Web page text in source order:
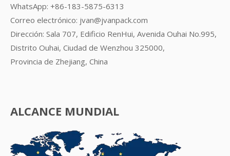
WhatsApp: +86-183-5875-6313
Correo electrónico: jvan@jvanpack.com
Dirección: Sala 707, Edificio RenHui, Avenida Ouhai No.995,
Distrito Ouhai, Ciudad de Wenzhou 325000,
Provincia de Zhejiang, China
ALCANCE MUNDIAL